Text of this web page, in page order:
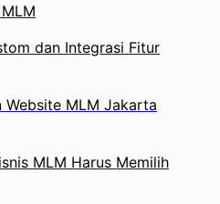
dan Integrasi Fitur
Website MLM Jakarta
MLM Harus Memilih